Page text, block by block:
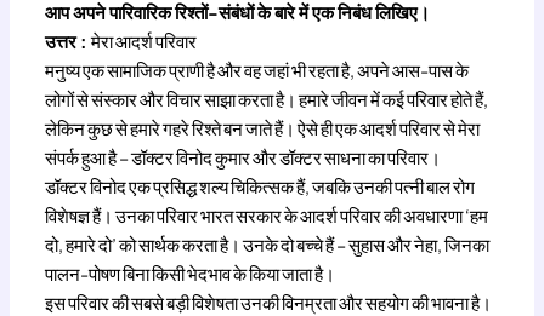
आप अपने पारिवारिक रिश्तों-संबंधों के बारे में एक निबंध लिखिए।
उत्तर :मेरा आदर्श परिवार
मनुष्य एक सामाजिक प्राणी है और वह जहां भी रहता है, अपने आस-पास के
लोगों से संस्कार और विचार साझा करता है। हमारे जीवन में कई परिवार होते हैं,
लेकिन कुछ से हमारे गहरे रिश्ते बन जाते हैं। ऐसे ही एक आदर्श परिवार से मेरा
संपर्क हुआ है – डॉक्टर विनोद कुमार और डॉक्टर साधना का परिवार।
डॉक्टर विनोद एक प्रसिद्ध शल्य चिकित्सक हैं, जबकि उनकी पत्नी बाल रोग
विशेषज्ञ हैं। उनका परिवार भारत सरकार के आदर्श परिवार की अवधारणा ‘हम
दो, हमारे दो’ को सार्थक करता है। उनके दो बच्चे हैं – सुहास और नेहा, जिनका
पालन-पोषण बिना किसी भेदभाव के किया जाता है।
इस परिवार की सबसे बड़ी विशेषता उनकी विनम्रता और सहयोग की भावना है।